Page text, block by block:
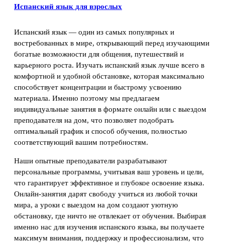
Испанский язык для взрослых
Испанский язык — один из самых популярных и
востребованных в мире, открывающий перед изучающими
богатые возможности для общения, путешествий и
карьерного роста. Изучать испанский язык лучше всего в
комфортной и удобной обстановке, которая максимально
способствует концентрации и быстрому усвоению
материала. Именно поэтому мы предлагаем
индивидуальные занятия в формате онлайн или с выездом
преподавателя на дом, что позволяет подобрать
оптимальный график и способ обучения, полностью
соответствующий вашим потребностям.
Наши опытные преподаватели разрабатывают
персональные программы, учитывая ваш уровень и цели,
что гарантирует эффективное и глубокое освоение языка.
Онлайн-занятия дарят свободу учиться из любой точки
мира, а уроки с выездом на дом создают уютную
обстановку, где ничто не отвлекает от обучения. Выбирая
именно нас для изучения испанского языка, вы получаете
максимум внимания, поддержку и профессионализм, что